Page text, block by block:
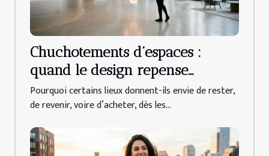
Chuchotements d’espaces :
quand le design repense
l’accueil client
Pourquoi certains lieux donnent-ils envie de rester,
de revenir, voire d’acheter, dès les...